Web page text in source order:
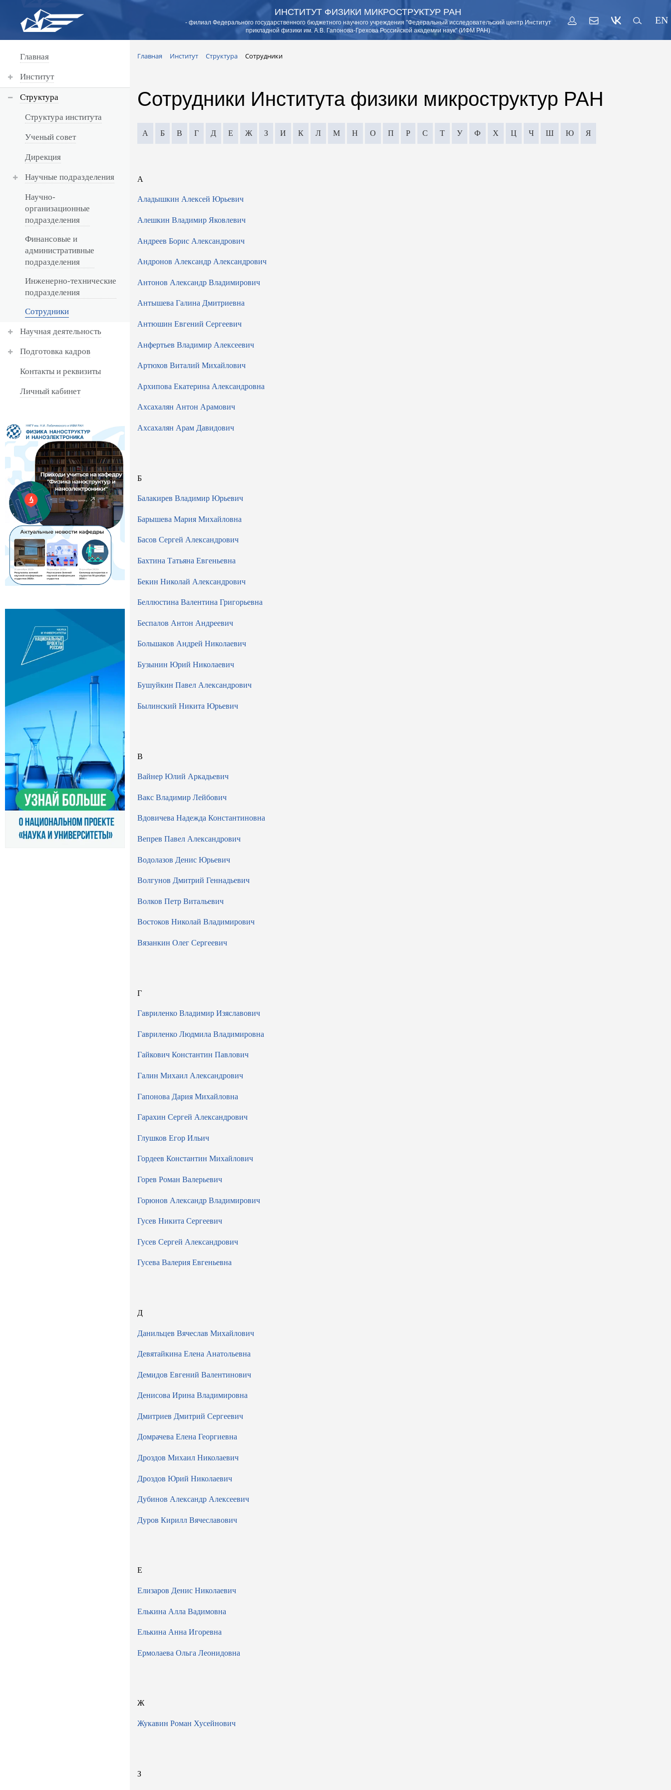
Главная
Институт
Структура
Структура института
Ученый совет
Дирекция
Научные подразделения
Научно-
организационные
подразделения
Финансовые и
административные
подразделения
Инженерно-технические
подразделения
Сотрудники
Научная деятельность
Подготовка кадров
Контакты и реквизиты
Личный кабинет
ИНСТИТУТ ФИЗИКИ МИКРОСТРУКТУР РАН
- филиал Федерального государственного бюджетного научного учреждения "Федеральный исследовательский центр Институт
прикладной физики им. А.В. Гапонова-Грехова Российской академии наук" (ИФМ РАН)
EN
Главная Институт Структура Сотрудники
Сотрудники Института физики микроструктур РАН
А Б В Г Д Е Ж З И К Л М Н О П Р С Т У Ф Х Ц Ч Ш Ю Я
А
Аладышкин Алексей Юрьевич
Алешкин Владимир Яковлевич
Андреев Борис Александрович
Андронов Александр Александрович
Антонов Александр Владимирович
Антышева Галина Дмитриевна
Антюшин Евгений Сергеевич
Анфертьев Владимир Алексеевич
Артюхов Виталий Михайлович
Архипова Екатерина Александровна
Ахсахалян Антон Арамович
Ахсахалян Арам Давидович
Б
Балакирев Владимир Юрьевич
Барышева Мария Михайловна
Басов Сергей Александрович
Бахтина Татьяна Евгеньевна
Бекин Николай Александрович
Беллюстина Валентина Григорьевна
Беспалов Антон Андреевич
Большаков Андрей Николаевич
Бузынин Юрий Николаевич
Бушуйкин Павел Александрович
Былинский Никита Юрьевич
В
Вайнер Юлий Аркадьевич
Вакс Владимир Лейбович
Вдовичева Надежда Константиновна
Вепрев Павел Александрович
Водолазов Денис Юрьевич
Волгунов Дмитрий Геннадьевич
Волков Петр Витальевич
Востоков Николай Владимирович
Вязанкин Олег Сергеевич
Г
Гавриленко Владимир Изяславович
Гавриленко Людмила Владимировна
Гайкович Константин Павлович
Галин Михаил Александрович
Гапонова Дария Михайловна
Гарахин Сергей Александрович
Глушков Егор Ильич
Гордеев Константин Михайлович
Горев Роман Валерьевич
Горюнов Александр Владимирович
Гусев Никита Сергеевич
Гусев Сергей Александрович
Гусева Валерия Евгеньевна
Д
Данильцев Вячеслав Михайлович
Девятайкина Елена Анатольевна
Демидов Евгений Валентинович
Денисова Ирина Владимировна
Дмитриев Дмитрий Сергеевич
Домрачева Елена Георгиевна
Дроздов Михаил Николаевич
Дроздов Юрий Николаевич
Дубинов Александр Алексеевич
Дуров Кирилл Вячеславович
Е
Елизаров Денис Николаевич
Елькина Алла Вадимовна
Елькина Анна Игоревна
Ермолаева Ольга Леонидовна
Ж
Жукавин Роман Хусейнович
З